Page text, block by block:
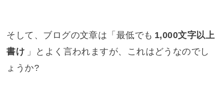
そして、ブログの文章は「最低でも 1,000文字以上
書け 」とよく言われますが、これはどうなのでし
ょうか?